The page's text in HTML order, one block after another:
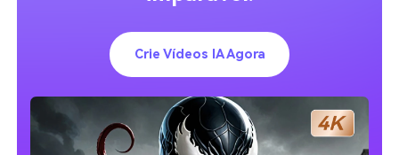
Crie Vídeos IA Agora